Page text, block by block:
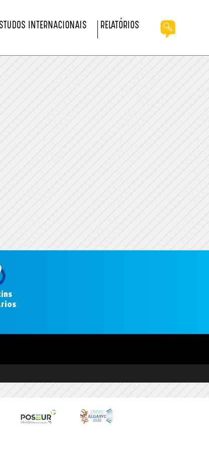
INTERNACIONAIS RELATÓRIOS
.